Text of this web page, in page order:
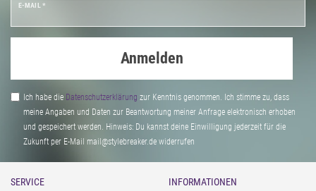
E-MAIL *
Anmelden
Ich habe die Daten­schutz­erklärung zur Kenntnis genommen. Ich stimme zu, dass
meine Angaben und Daten zur Beantwortung meiner Anfrage elektronisch erhoben
und gespeichert werden. Hinweis: Du kannst deine Einwilligung jederzeit für die
Zukunft per E-Mail mail@stylebreaker.de widerrufen
SERVICE
INFORMATIONEN